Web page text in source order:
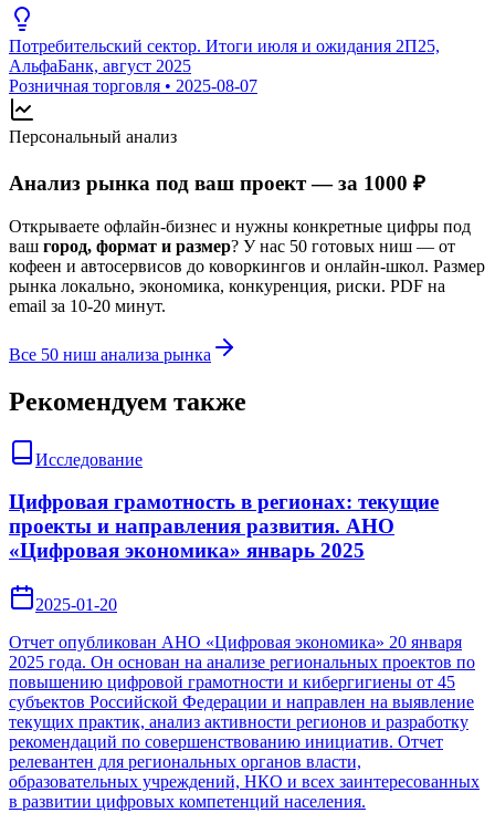
Потребительский сектор. Итоги июля и ожидания 2П25,
АльфаБанк, август 2025
Розничная торговля • 2025-08-07
Персональный анализ
Анализ рынка под ваш проект — за 1000 ₽
Открываете офлайн-бизнес и нужны конкретные цифры под
ваш город, формат и размер? У нас 50 готовых ниш — от
кофеен и автосервисов до коворкингов и онлайн-школ. Размер
рынка локально, экономика, конкуренция, риски. PDF на
email за 10-20 минут.
Все 50 ниш анализа рынка
Рекомендуем также
Исследование
Цифровая грамотность в регионах: текущие
проекты и направления развития. АНО
«Цифровая экономика» январь 2025
2025-01-20
Отчет опубликован АНО «Цифровая экономика» 20 января
2025 года. Он основан на анализе региональных проектов по
повышению цифровой грамотности и кибергигиены от 45
субъектов Российской Федерации и направлен на выявление
текущих практик, анализ активности регионов и разработку
рекомендаций по совершенствованию инициатив. Отчет
релевантен для региональных органов власти,
образовательных учреждений, НКО и всех заинтересованных
в развитии цифровых компетенций населения.